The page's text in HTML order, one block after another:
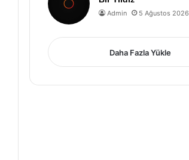
Admin 5 Ağustos 2026
Daha Fazla Yükle